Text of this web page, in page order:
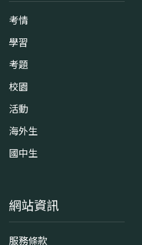
考情
學習
考題
校園
活動
海外生
國中生
網站資訊
服務條款